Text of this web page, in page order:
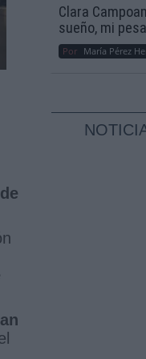
Clara
sueño, mi
Por María Pérez